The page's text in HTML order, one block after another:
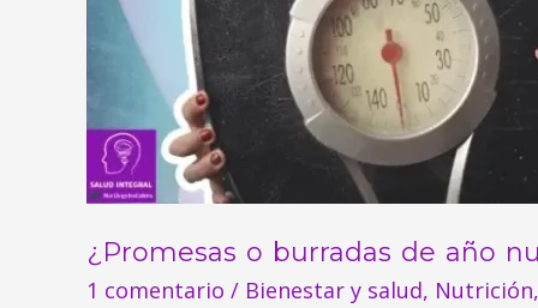
¿Promesas o burradas de año
1 comentario / Bienestar y salud, Nutrición,